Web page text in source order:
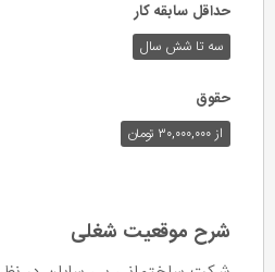
حداقل سابقه کار
سه تا شش سال
حقوق
از ۳۰,۰۰۰,۰۰۰ تومان
شرح موقعیت شغلی